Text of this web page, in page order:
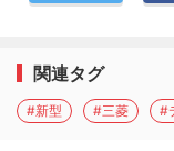
関連タグ
#新型 #三菱 #